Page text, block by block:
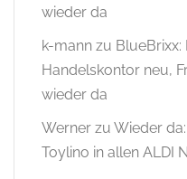
wieder da
k-mann zu
Handelskontor neu,
wieder da
Werner zu Wieder
Toylino in allen ALDI